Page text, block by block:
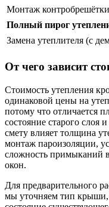
Монтаж контробрешётки
Полный пирог
Замена утеплителя (с
От чего зависит
Стоимость утепления
одинаковой цены на
потому что отличается
состояние старого
смету влияет толщина
монтаж пароизоляции,
сложность примыканий
окон.
Для предварительного
мы уточняем тип